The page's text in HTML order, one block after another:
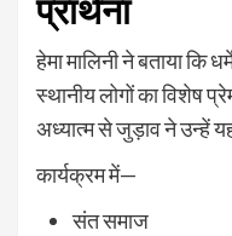
प्रार्थना
हेमा मालिनी ने बताया
स्थानीय लोगों का विशेष
अध्यात्म से जुड़ाव ने उन्हें
कार्यक्रम में—
संत समाज